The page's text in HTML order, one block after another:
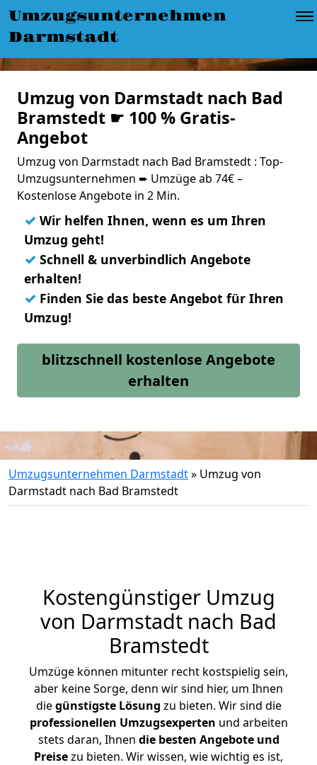
Umzugsunternehmen
Darmstadt
Umzug von Darmstadt nach Bad
Bramstedt ☛ 100 % Gratis-
Angebot
Umzug von Darmstadt nach Bad Bramstedt : Top-
Umzugsunternehmen ➨ Umzüge ab 74€ –
Kostenlose Angebote in 2 Min.
✓ Wir helfen Ihnen, wenn es um Ihren
Umzug geht!
✓ Schnell & unverbindlich Angebote
erhalten!
✓ Finden Sie das beste Angebot für Ihren
Umzug!
blitzschnell kostenlose Angebote
erhalten
Umzugsunternehmen Darmstadt» Umzug von
Darmstadt nach Bad Bramstedt
Kostengünstiger Umzug
von Darmstadt nach Bad
Bramstedt
Umzüge können mitunter recht kostspielig sein,
aber keine Sorge, denn wir sind hier, um Ihnen
diegünstigste Lösung zu bieten. Wir sind die
professionellen Umzugsexperten und arbeiten
stets daran, Ihnen die besten Angebote und
Preisezu bieten. Wir wissen, wie wichtig es ist,